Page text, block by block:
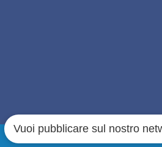
Vuoi pubblicare sul nostro